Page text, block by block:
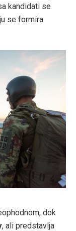
kandidati se
se formira
dok
, ali predstavlja